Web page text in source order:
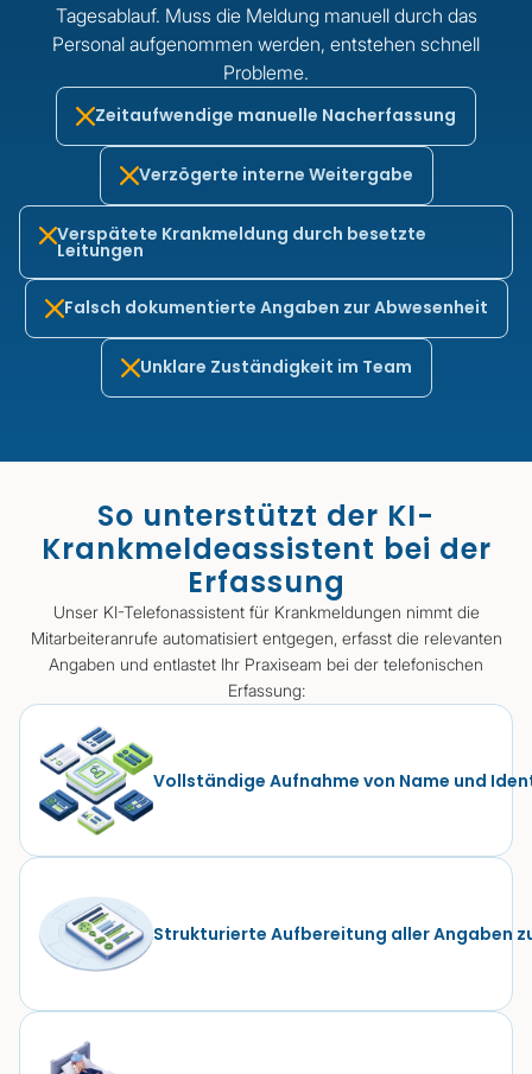
Tagesablauf. Muss die Meldung manuell durch das
Personal aufgenommen werden, entstehen schnell
Probleme.
Zeitaufwendige manuelle Nacherfassung
Verzögerte interne Weitergabe
Verspätete Krankmeldung durch besetzte
Leitungen
Falsch dokumentierte Angaben zur Abwesenheit
Unklare Zuständigkeit im Team
So unterstützt der KI-
Krankmeldeassistent bei der
Erfassung
Unser KI-Telefonassistent für Krankmeldungen nimmt die
Mitarbeiteranrufe automatisiert entgegen, erfasst die relevanten
Angaben und entlastet Ihr Praxiseam bei der telefonischen
Erfassung:
Vollständige Aufnahme von Name und
Strukturierte Aufbereitung aller Angaben